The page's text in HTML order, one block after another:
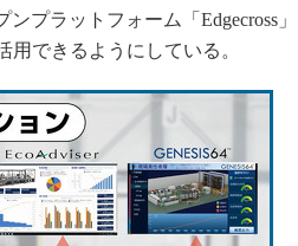
プラットフォーム「Edgecross」
できるようにしている。